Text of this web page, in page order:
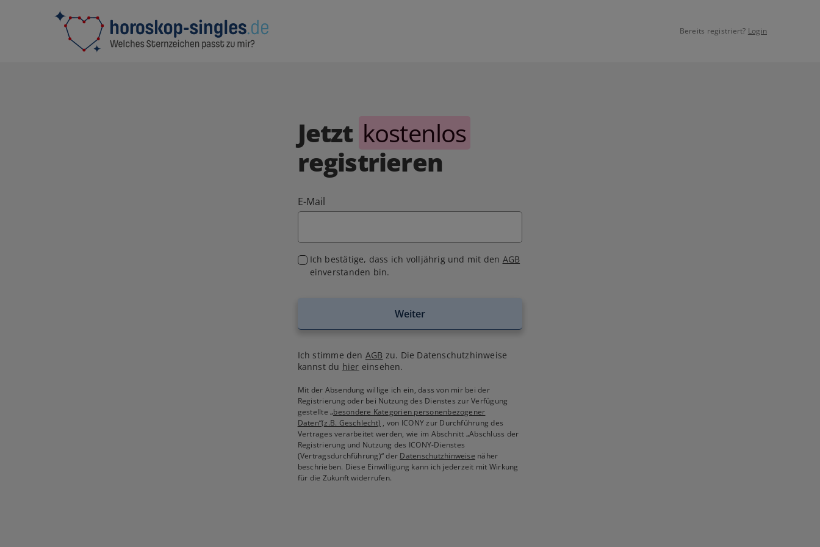
Bereits registriert? Login
Jetzt kostenlos
registrieren
E-Mail
Ich bestätige, dass ich volljährig und mit den AGB
einverstanden bin.
Weiter
Ich stimme den AGB zu. Die Datenschutzhinweise
kannst du hier einsehen.
Mit der Absendung willige ich ein, dass von mir bei der
Registrierung oder bei Nutzung des Dienstes zur Verfügung
gestellte„besondere Kategorien personenbezogener
Daten“(z.B. Geschlecht) , von ICONY zur Durchführung des
Vertrages verarbeitet werden, wie im Abschnitt „Abschluss der
Registrierung und Nutzung des ICONY-Dienstes
(Vertragsdurchführung)“ der Datenschutzhinweise näher
beschrieben. Diese Einwilligung kann ich jederzeit mit Wirkung
für die Zukunft widerrufen.